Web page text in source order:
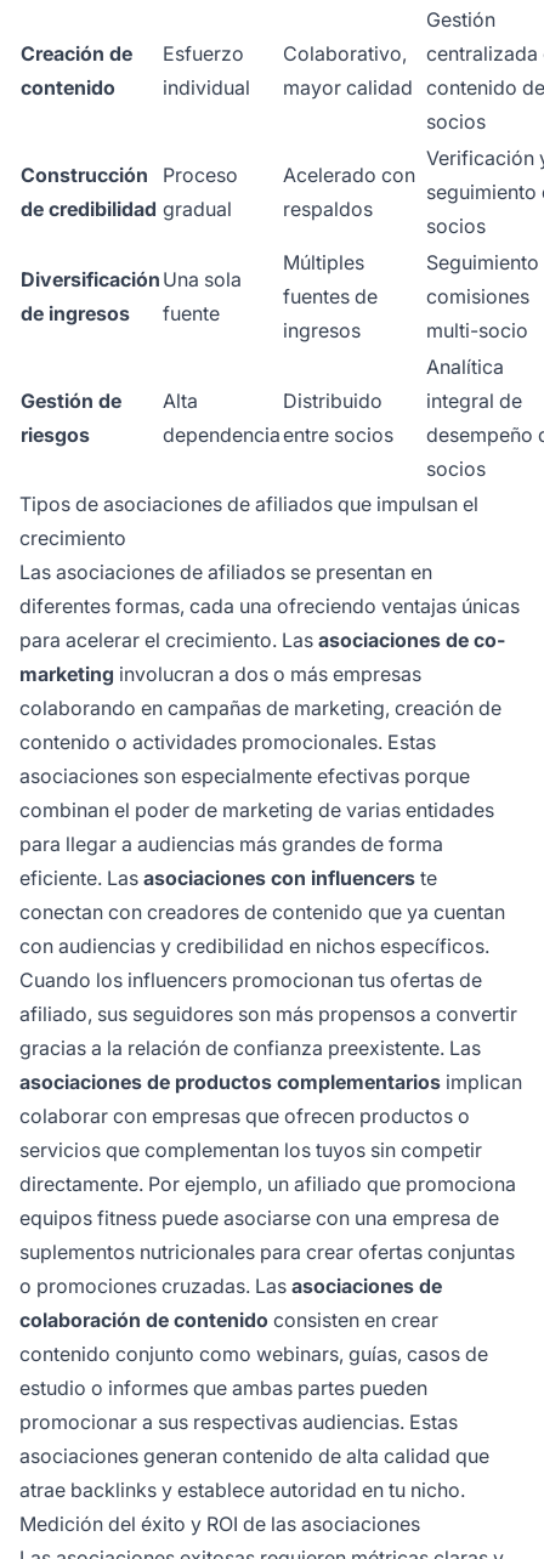
Creación de
contenido
Esfuerzo
individual
Colaborativo,
mayor calidad
Gestión
centralizada
contenido de
socios
Construcción
de credibilidad
Proceso
gradual
Acelerado con
respaldos
Verificación
seguimiento
socios
Diversificación
de ingresos
Una sola
fuente
Múltiples
fuentes de
ingresos
Seguimiento
comisiones
multi-socio
Gestión de
riesgos
Alta
dependencia
Distribuido
entre socios
Analítica
integral de
desempeño
socios
Tipos de asociaciones de afiliados que impulsan el
crecimiento
Las asociaciones de afiliados se presentan en
diferentes formas, cada una ofreciendo ventajas únicas
para acelerar el crecimiento. Las asociaciones de co-
marketing involucran a dos o más empresas
colaborando en campañas de marketing, creación de
contenido o actividades promocionales. Estas
asociaciones son especialmente efectivas porque
combinan el poder de marketing de varias entidades
para llegar a audiencias más grandes de forma
eficiente. Las asociaciones con influencers te
conectan con creadores de contenido que ya cuentan
con audiencias y credibilidad en nichos específicos.
Cuando los influencers promocionan tus ofertas de
afiliado, sus seguidores son más propensos a convertir
gracias a la relación de confianza preexistente. Las
asociaciones de productos complementarios implican
colaborar con empresas que ofrecen productos o
servicios que complementan los tuyos sin competir
directamente. Por ejemplo, un afiliado que promociona
equipos fitness puede asociarse con una empresa de
suplementos nutricionales para crear ofertas conjuntas
o promociones cruzadas. Las asociaciones de
colaboración de contenido consisten en crear
contenido conjunto como webinars, guías, casos de
estudio o informes que ambas partes pueden
promocionar a sus respectivas audiencias. Estas
asociaciones generan contenido de alta calidad que
atrae backlinks y establece autoridad en tu nicho.
Medición del éxito y ROI de las asociaciones